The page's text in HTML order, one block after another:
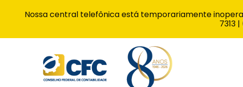
Nossa central telefônica está temporariamente
7313